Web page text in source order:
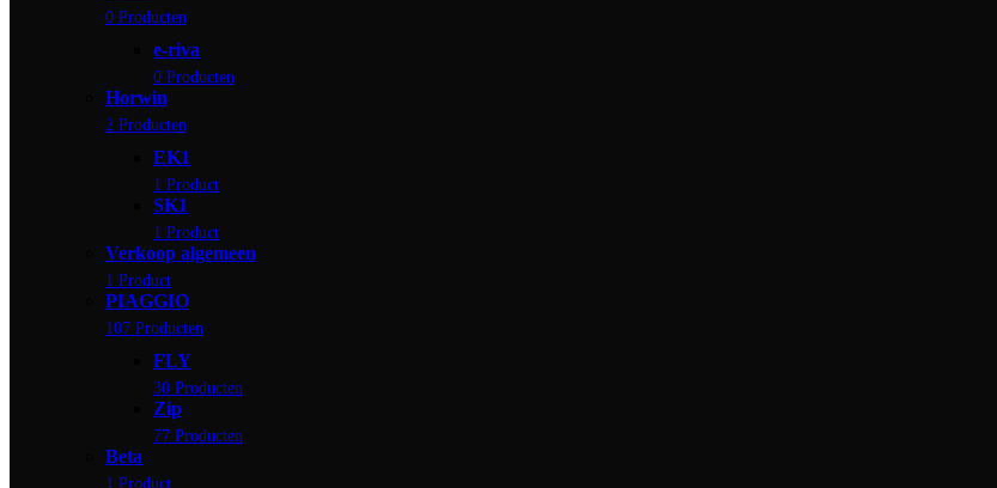
0 Producten
e-riva
0 Producten
Horwin
2 Producten
EK1
1 Product
SK1
1 Product
Verkoop algemeen
1 Product
PIAGGIO
107 Producten
FLY
30 Producten
Zip
77 Producten
Beta
1 Product